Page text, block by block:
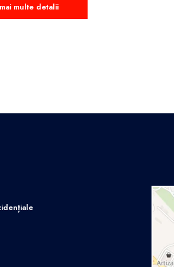
multe detalii